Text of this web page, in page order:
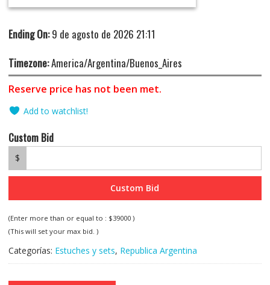
Ending On:9 de agosto de 2026 21:11
Timezone:America/Argentina/Buenos_Aires
Reserve price has not been met.
Add to watchlist!
Custom Bid
$
Custom Bid
(Enter more than or equal to : $39000)
(This will set your max bid. )
Categorías: Estuches y sets, Republica Argentina